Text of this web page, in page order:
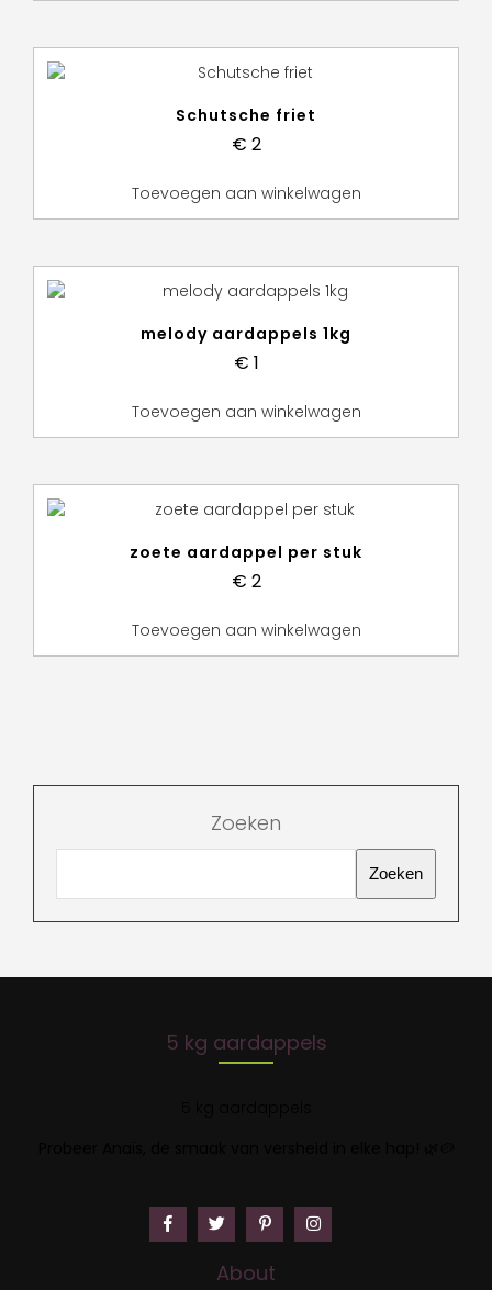
Schutsche friet
€ 2
Toevoegen aan winkelwagen
melody aardappels 1kg
€ 1
Toevoegen aan winkelwagen
zoete aardappel per stuk
€ 2
Toevoegen aan winkelwagen
Zoeken
Zoeken
5 kg aardappels
About